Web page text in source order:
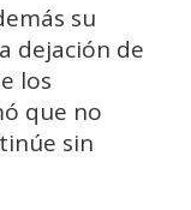
su
dejación de
los
que no
sin